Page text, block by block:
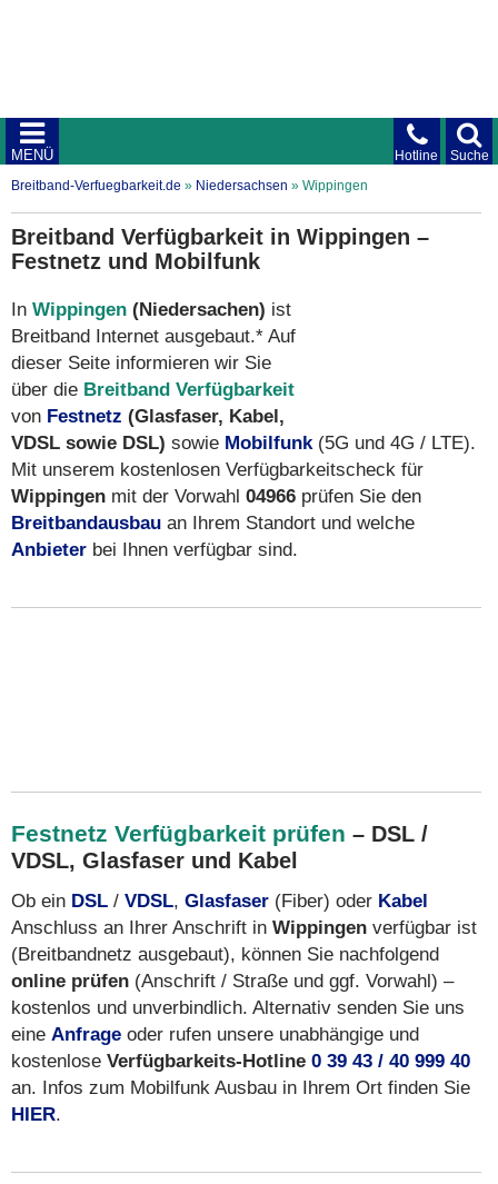
Suche
Hotline
MENÜ
Breitband-Verfuegbarkeit.de » Niedersachsen » Wippingen
Breitband Verfügbarkeit in Wippingen –
Festnetz und Mobilfunk
In Wippingen (Niedersachen) ist
Breitband Internet ausgebaut.* Auf
dieser Seite informieren wir Sie
über die Breitband Verfügbarkeit
von Festnetz (Glasfaser, Kabel,
VDSL sowie DSL) sowie Mobilfunk(5G und 4G / LTE).
Mit unserem kostenlosen Verfügbarkeitscheck für
Wippingen mit der Vorwahl 04966 prüfen Sie den
Breitbandausbau an Ihrem Standort und welche
Anbieter bei Ihnen verfügbar sind.
Festnetz Verfügbarkeit prüfen – DSL /
VDSL, Glasfaser und Kabel
Ob ein DSL / VDSL, Glasfaser (Fiber) oder Kabel
Anschluss an Ihrer Anschrift in Wippingen verfügbar ist
(Breitbandnetz ausgebaut), können Sie nachfolgend
online prüfen (Anschrift / Straße und ggf. Vorwahl) –
kostenlos und unverbindlich. Alternativ senden Sie uns
eine Anfrage oder rufen unsere unabhängige und
kostenlose Verfügbarkeits-Hotline 0 39 43 / 40 999 40
an. Infos zum Mobilfunk Ausbau in Ihrem Ort finden Sie
HIER.